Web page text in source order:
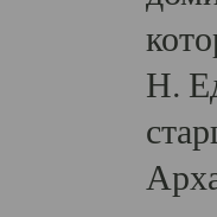
Н.